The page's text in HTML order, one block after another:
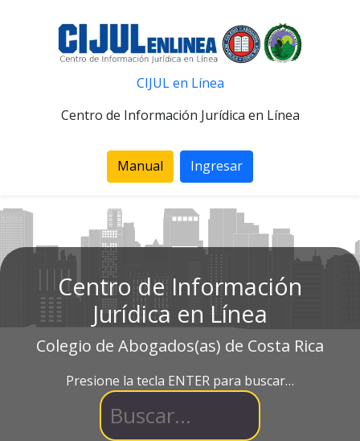
CIJUL en Línea
Centro de Información Jurídica en Línea
Manual Ingresar
Centro de Información
Jurídica en Línea
Colegio de Abogados(as) de Costa Rica
Presione la tecla ENTER para buscar…